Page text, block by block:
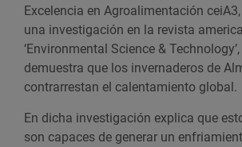
Excelencia en Agroalimentación
una investigación en la revista
‘Environmental Science &
demuestra que los invernaderos de
contrarrestan el calentamiento global.
En dicha investigación explica que
son capaces de generar un